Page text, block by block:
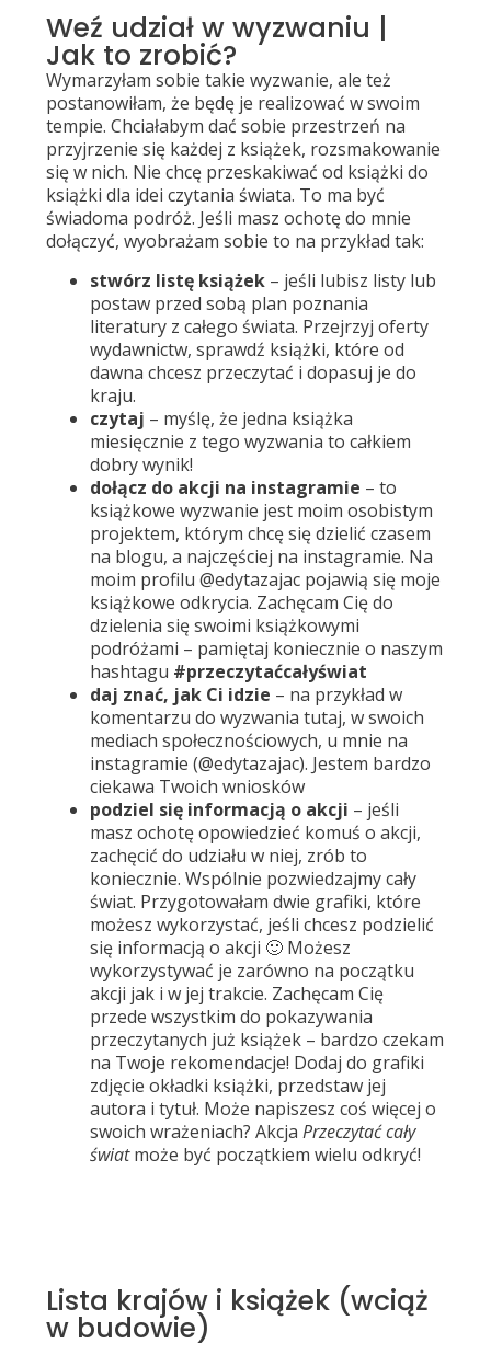
Weź udział w wyzwaniu |
Jak to zrobić?
Wymarzyłam sobie takie wyzwanie, ale też
postanowiłam, że będę je realizować w swoim
tempie. Chciałabym dać sobie przestrzeń na
przyjrzenie się każdej z książek, rozsmakowanie
się w nich. Nie chcę przeskakiwać od książki do
książki dla idei czytania świata. To ma być
świadoma podróż. Jeśli masz ochotę do mnie
dołączyć, wyobrażam sobie to na przykład tak:
stwórz listę książek – jeśli lubisz listy lub
postaw przed sobą plan poznania
literatury z całego świata. Przejrzyj oferty
wydawnictw, sprawdź książki, które od
dawna chcesz przeczytać i dopasuj je do
kraju.
czytaj – myślę, że jedna książka
miesięcznie z tego wyzwania to całkiem
dobry wynik!
dołącz do akcji na instagramie – to
książkowe wyzwanie jest moim osobistym
projektem, którym chcę się dzielić czasem
na blogu, a najczęściej na instagramie. Na
moim profilu@edytazajac pojawią się moje
książkowe odkrycia. Zachęcam Cię do
dzielenia się swoimi książkowymi
podróżami – pamiętaj koniecznie o naszym
hashtagu #przeczytaćcałyświat
daj znać, jak Ci idzie – na przykład w
komentarzu do wyzwania tutaj, w swoich
mediach społecznościowych, u mnie na
instagramie (@edytazajac). Jestem bardzo
ciekawa Twoich wniosków
podziel się informacją o akcji – jeśli
masz ochotę opowiedzieć komuś o akcji,
zachęcić do udziału w niej, zrób to
koniecznie. Wspólnie pozwiedzajmy cały
świat. Przygotowałam dwie grafiki, które
możesz wykorzystać, jeśli chcesz podzielić
się informacją o akcji 🙂 Możesz
wykorzystywać je zarówno na początku
akcji jak i w jej trakcie. Zachęcam Cię
przede wszystkim do pokazywania
przeczytanych już książek – bardzo czekam
na Twoje rekomendacje! Dodaj do grafiki
zdjęcie okładki książki, przedstaw jej
autora i tytuł. Może napiszesz coś więcej o
swoich wrażeniach? AkcjaPrzeczytać cały
światmoże być początkiem wielu odkryć!
Lista krajów i książek (wciąż
w budowie)